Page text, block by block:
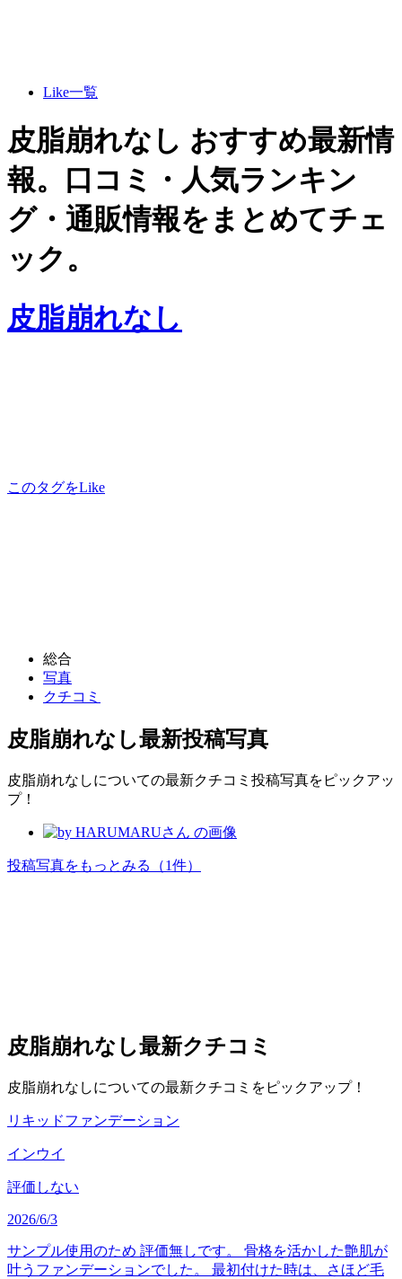
Like一覧
皮脂崩れなし おすすめ最新情
報。口コミ・人気ランキン
グ・通販情報をまとめてチェ
ック。
皮脂崩れなし
このタグをLike
総合
写真
クチコミ
皮脂崩れなし最新投稿写真
皮脂崩れなしについての最新クチコミ投稿写真をピックアッ
プ！
投稿写真をもっとみる （1件）
皮脂崩れなし最新クチコミ
皮脂崩れなしについての最新クチコミをピックアップ！
リキッドファンデーション
インウイ
評価しない
2026/6/3
サンプル使用のため 評価無しです。 骨格を活かした艶肌が
叶うファンデーションでした。 最初付けた時は、さほど毛